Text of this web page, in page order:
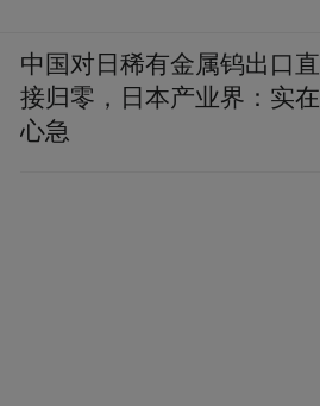
中国对日稀有金属钨出口直
接归零，日本产业界：实在
心急